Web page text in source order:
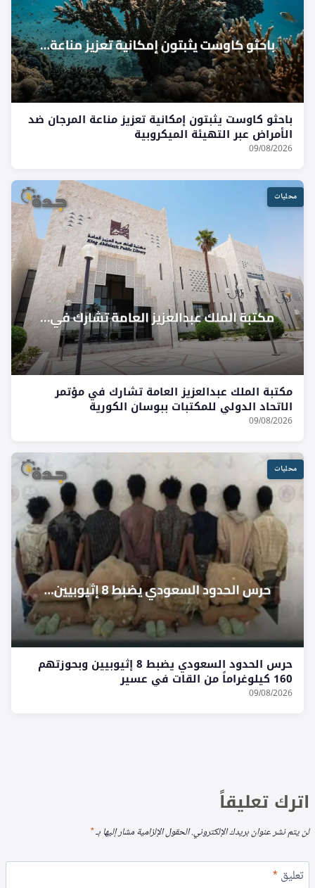
باحثو كاوست يثبتون إمكانية تعزيز مناعة المرجان ضد
الأمراض عبر التهيئة الميكروبية
09/08/2026
محليات
مكتبة الملك عبدالعزيز العامة تشارك في مؤتمر
الاتحاد الدولي للمكتبات ببوسان الكورية
09/08/2026
محليات
حرس الحدود السعودي يضبط 8 إثيوبيين وبحوزتهم
160 كيلوغراماً من القات في عسير
09/08/2026
اترك تعليقاً
لن يتم نشر عنوان بريدك الإلكتروني.الحقول الإلزامية مشار إليها بـ*
تعليق*